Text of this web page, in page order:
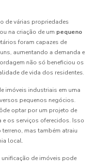
de várias propriedades
na criação de um pequeno
foram capazes de
aumentando a demanda e
não só beneficiou os
de vida dos residentes.
imóveis industriais em uma
pequenos negócios.
optar por um projeto de
e os serviços oferecidos. Isso
mas também atraiu
local.
de imóveis pode